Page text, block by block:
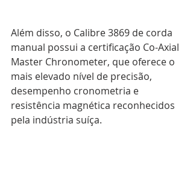
Além disso, o Calibre 3869 de corda
manual possui a certificação Co-Axial
Master Chronometer, que oferece o
mais elevado nível de precisão,
desempenho cronometria e
resistência magnética reconhecidos
pela indústria suíça.